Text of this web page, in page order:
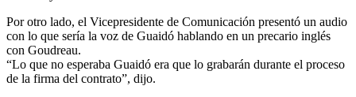
Por otro lado, el Vicepresidente de Comunicación presentó un audio
con lo que sería la voz de Guaidó hablando en un precario inglés
con Goudreau.
“Lo que no esperaba Guaidó era que lo grabarán durante el proceso
de la firma del contrato”, dijo.